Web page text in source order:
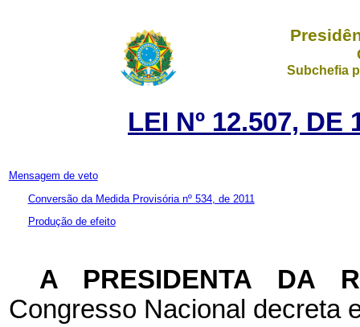
Subchefia
LEI Nº 12.507, DE
Mensagem de veto
Conversão da Medida Provisória nº 534, de 2011
Produção de efeito
A PRESIDENTA DA
Congresso Nacional decreta